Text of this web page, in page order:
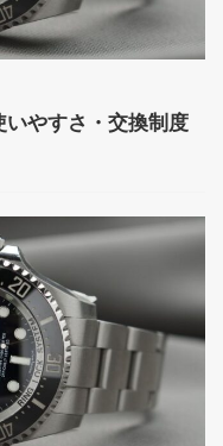
やすさ・交換制度